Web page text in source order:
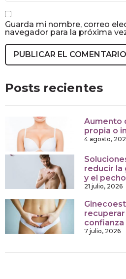
Guarda mi nombre, correo
navegador para la próxima
Posts recientes
Aumento
propia o
4 agosto,
reducir la
y el pecho
21 julio, 2026
confianza
7 julio, 2026